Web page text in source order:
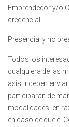
Emprendedor y/o
credencial.
Presencial y no
Todos los
cualquiera de las
asistir deben
participarán de
modalidades, en
en caso de que el